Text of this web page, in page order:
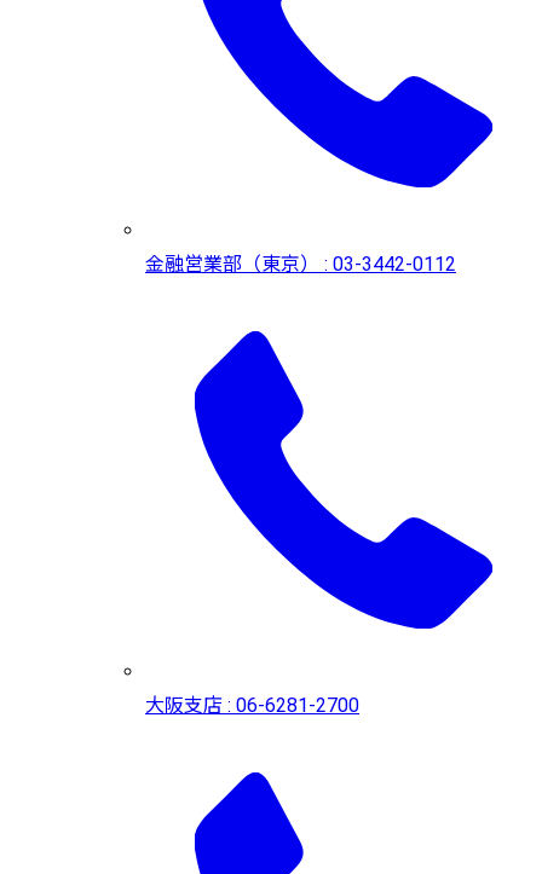
金融営業部（東京） : 03-3442-0112
大阪支店 : 06-6281-2700